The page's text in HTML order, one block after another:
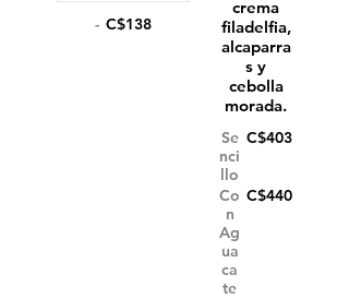
- C$138
crema
filadelfia,
alcaparra
s y
cebolla
morada.
Se
nci
llo
C$403
Co
n
Ag
ua
ca
te
C$440